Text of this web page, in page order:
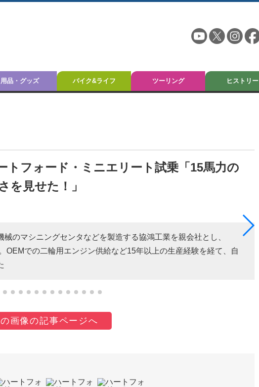
用品・グッズ バイク&ライフ ツーリング ヒストリー
フォード・ミニエリート試乗「15馬力の
を見せた！」
のマシニングセンタなどを製造する協鴻工業を親会社とし、
OEMでの二輪用エンジン供給など15年以上の生産経験を経て、自
画像の記事ページへ